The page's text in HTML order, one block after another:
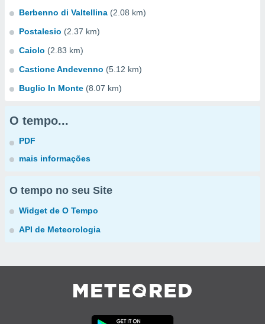
Berbenno di Valtellina (2.08 km)
Postalesio (2.37 km)
Caiolo (2.83 km)
Castione Andevenno (5.12 km)
Buglio In Monte (8.07 km)
O tempo...
PDF
mais informações
O tempo no seu Site
Widget de O Tempo
API de Meteorologia